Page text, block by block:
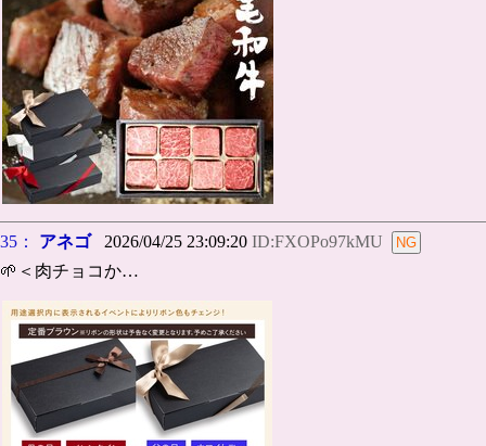
35： アネゴ2026/04/25 23:09:20 ID:FXOPo97kMU
🌱＜肉チョコか…